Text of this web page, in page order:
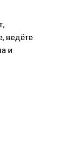
ведёте
и